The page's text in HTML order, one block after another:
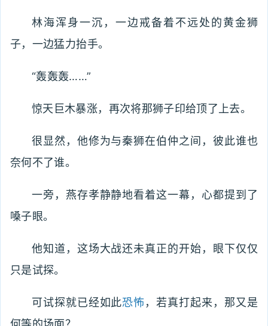
林海浑身一沉，一边戒备着不远处的黄金狮
子，一边猛力抬手。
“轰轰轰……”
惊天巨木暴涨，再次将那狮子印给顶了上去。
很显然，他修为与秦狮在伯仲之间，彼此谁也
奈何不了谁。
一旁，燕存孝静静地看着这一幕，心都提到了
嗓子眼。
他知道，这场大战还未真正的开始，眼下仅仅
只是试探。
可试探就已经如此恐怖，若真打起来，那又是